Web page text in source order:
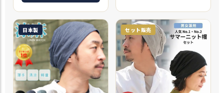
日本製 セット販売